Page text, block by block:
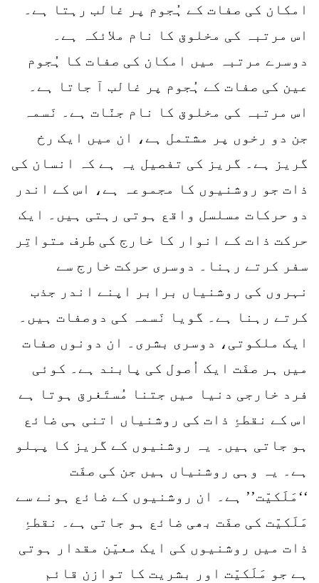
امکان کی صفات کے ہُجوم پر غالب رہتا ہے۔
اس مرتبہ کی مخلوق کا نام ملائکہ ہے۔
دوسرے مرتبہ میں امکان کی صفات کا ہُجوم
عین کی صفات کے ہُجوم پر غالب آ جاتا ہے۔
اس مرتبہ کی مخلوق کا نام جنّات ہے۔ نَسمہ
جن دو رخوں پر مشتمل ہے، ان میں ایک رخ
گریز ہے۔ گریز کی تفصیل یہ ہے کہ انسان کی
ذات جو روشنیوں کا مجموعہ ہے، اس کے اندر
دو حرکات مسلسل واقع ہوتی رہتی ہیں۔ ایک
حرکت ذات کے انوار کا خارج کی طرف متواتِر
سفر کرتے رہنا۔ دوسری حرکت خارج سے
نہروں کی روشنیاں برابر اپنے اندر جذب
کرتے رہنا ہے۔ گویا نَسمہ کی دوصفات ہیں۔
ایک ملکوتی، دوسری بشری۔ ان دونوں صفات
میں ہر صفَت ایک اُصول کی پابند ہے۔ کوئی
فرد خارجی دنیا میں جتنا مُستَغرق ہوتا ہے
اس کے نقطۂِ ذات کی روشنیاں اتنی ہی ضائع
ہو جاتی ہیں۔ یہ روشنیوں کے گریز کا پہلو
ہے۔ یہ وہی روشنیاں ہیں جن کی صفَت
‘‘مَلَکیّت’’ ہے۔ ان روشنیوں کے ضائع ہونے سے
مَلَکیّت کی صفَت بھی ضائع ہو جاتی ہے۔ نقطۂِ
ذات میں روشنیوں کی ایک معیّن مقدار ہوتی
ہے جو مَلَکیّت اور بشریت کا توازن قائم